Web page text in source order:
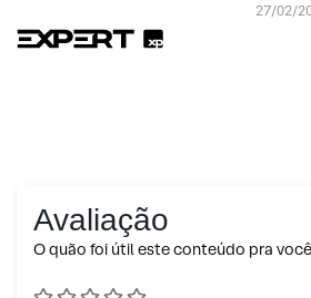
27/02/
Avaliação
O quão foi útil este conteúdo pra